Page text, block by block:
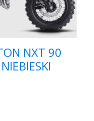
NXT 90